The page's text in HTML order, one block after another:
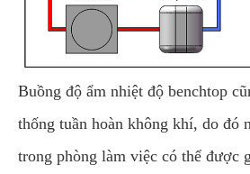
Buồng độ ẩm nhiệt độ benchtop
thống tuần hoàn không khí, do đó
trong phòng làm việc có thể được